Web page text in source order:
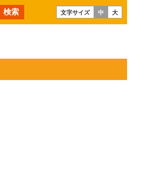
文字サイズ 中 大